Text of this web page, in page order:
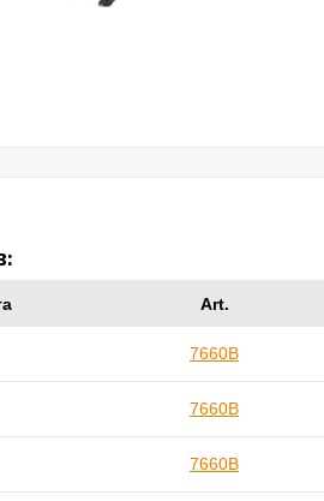
Art.
7660B
7660B
7660B